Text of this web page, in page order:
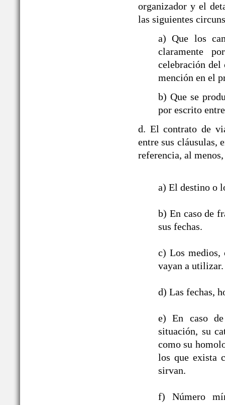
organizador y el
las siguientes
a) Que los
claramente
celebración del
mención en el
b) Que se
por escrito
d. El contrato de
entre sus cláusulas,
referencia, al
a) El destino o
b) En caso de
sus fechas.
c) Los medios,
vayan a utilizar.
d) Las fechas,
e) En caso
situación, su
como su
los que exista
sirvan.
f) Número